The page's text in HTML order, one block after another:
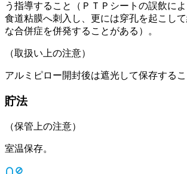
う指導すること（ＰＴＰシートの誤飲に
食道粘膜へ刺入し、更には穿孔を起こし
な合併症を併発することがある）。
（取扱い上の注意）
アルミピロー開封後は遮光して保存するこ
貯法
（保管上の注意）
室温保存。